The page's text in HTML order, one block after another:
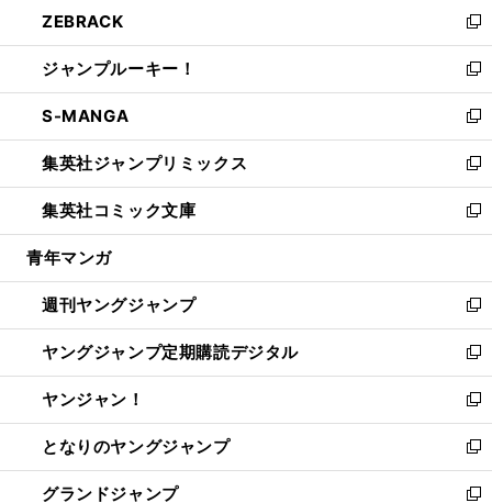
く
で
開
く
ド
ウ
で
開
く
ィ
ン
ド
ウ
で
開
く
い
ウ
ィ
ン
ド
ウ
で
開
く
ZEBRACK
新
し
い
ウ
ィ
ン
ド
ウ
で
開
ジャンプルーキー！
新
し
い
ウ
ィ
ン
ド
ウ
開
く
S-MANGA
新
し
い
ウ
ィ
ン
ウ
で
開
く
集英社ジャンプリミックス
新
し
い
ウ
ン
ド
ウ
で
開
く
集英社コミック文庫
新
し
ウ
ィ
ン
ド
ウ
で
開
く
青年マンガ
週刊ヤングジャンプ
新
し
い
ウ
ィ
ン
ド
ウ
で
ヤングジャンプ定期購読デジタル
新
し
い
ウ
ィ
ン
ド
ヤンジャン！
新
し
い
ウ
ィ
となりのヤングジャンプ
新
し
い
グランドジャンプ
新